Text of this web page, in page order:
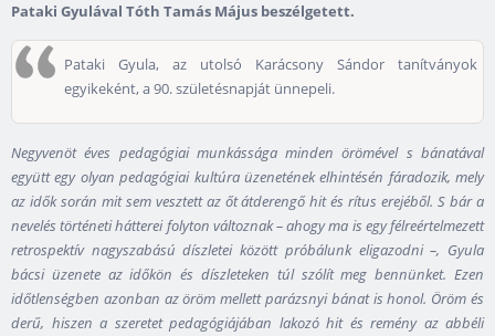
Pataki Gyulával Tóth Tamás Május beszélgetett.
Pataki Gyula, az utolsó Karácsony Sándor tanítványok
egyikeként, a 90. születésnapját ünnepeli.
Negyvenöt éves pedagógiai munkássága minden örömével s bánatával
együtt egy olyan pedagógiai kultúra üzenetének elhintésén fáradozik, mely
az idők során mit sem vesztett az őt átderengő hit és rítus erejéből. S bár a
nevelés történeti hátterei folyton változnak – ahogy ma is egy félreértelmezett
retrospektív nagyszabású díszletei között próbálunk eligazodni –, Gyula
bácsi üzenete az időkön és díszleteken túl szólít meg bennünket. Ezen
időtlenségben azonban az öröm mellett parázsnyi bánat is honol. Öröm és
derű, hiszen a szeretet pedagógiájában lakozó hit és remény az abbéli